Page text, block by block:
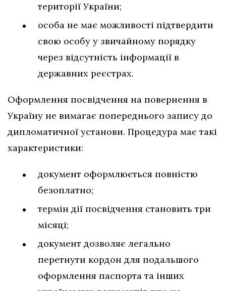
території України;
особа не має можливості підтвердити
свою особу у звичайному порядку
через відсутність інформації в
державних реєстрах.
Оформлення посвідчення на повернення в
Україну не вимагає попереднього запису до
дипломатичної установи. Процедура має такі
характеристики:
документ оформлюється повністю
безоплатно;
термін дії посвідчення становить три
місяці;
документ дозволяє легально
перетнути кордон для подальшого
оформлення паспорта та інших